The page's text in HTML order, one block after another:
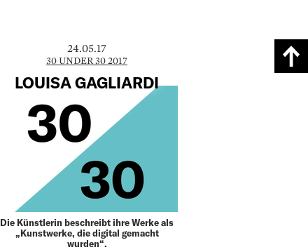
24.05.17
30 UNDER 30 2017
LOUISA GAGLIARDI
Die Künstlerin beschreibt ihre Werke als
„Kunstwerke, die digital gemacht
wurden“.